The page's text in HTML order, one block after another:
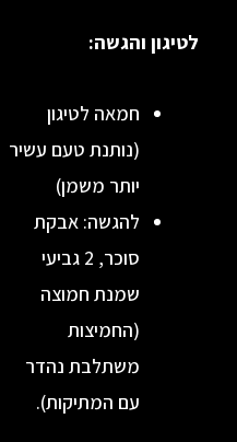
חמאה לטיגון
(נותנת טעם עשיר
להגשה: אבקת
סוכר, 2 גביעי
שמנת חמוצה
משתלבת נהדר
עם המתיקות).